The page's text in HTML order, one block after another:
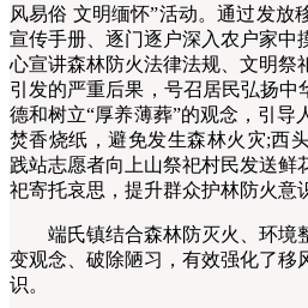
风易俗 文明缅怀”活动。通过发放
宣传手册、逐门逐户深入农户家中
心宣讲森林防火法律法规、文明祭
引发的严重后果，号召居民弘扬中
德和树立“厚养薄葬”的观念，引导
焚香烧纸，避免发生森林火灾;西
践站志愿者向上山祭祀村民发送鲜
祀寄托哀思，提升群众护林防火意
端氏镇结合森林防灭火、环境
变观念、破除陋习，有效强化了移
识。